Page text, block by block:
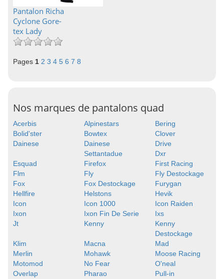
Pantalon Richa
Cyclone Gore-
tex Lady
Pages 1 2 3 4 5 6 7 8
Nos marques de pantalons quad
Acerbis Alpinestars
Bering
Bolid'ster
Bowtex
Clover
Dainese
Dainese
Settantadue
Drive
Dxr
Esquad
Firefox
First Racing
Flm
Fly
Fly Destockage
Fox
Fox Destockage
Furygan
Hellfire
Helstons
Hevik
Icon
Icon 1000
Icon Raiden
Ixon
Ixon Fin De Serie
Ixs
Jt
Kenny
Kenny
Destockage
Klim
Macna
Mad
Merlin
Mohawk
Moose Racing
Motomod
No Fear
O'neal
Overlap
Pharao
Pull-in